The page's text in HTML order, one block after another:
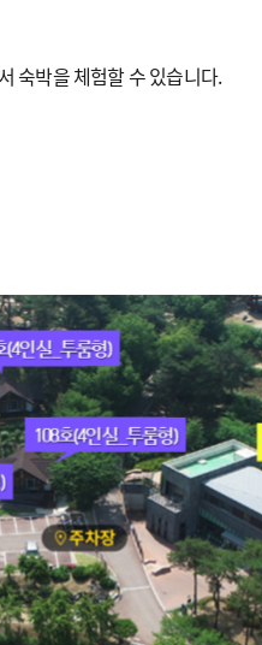
숙박을 체험할 수 있습니다.